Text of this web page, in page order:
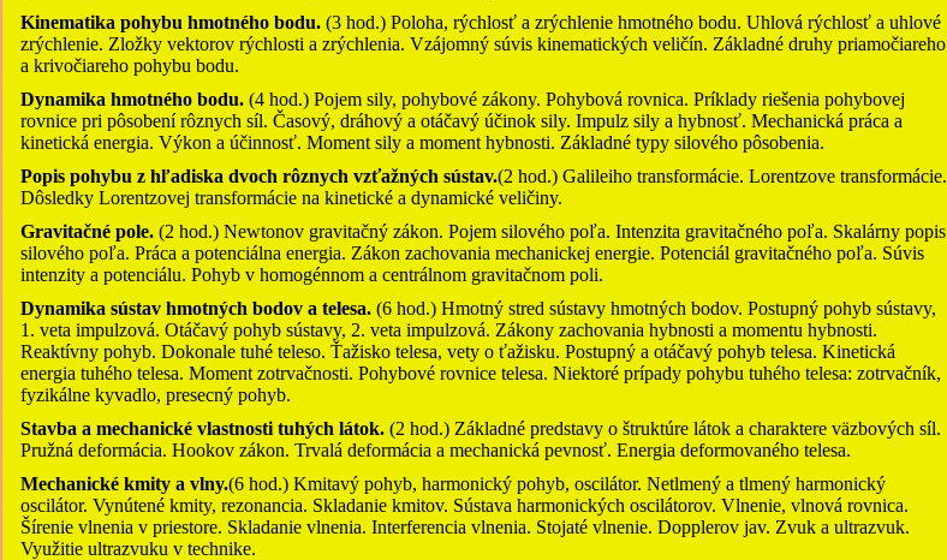
Kinematika pohybu hmotného bodu. (3 hod.) Poloha, rýchlosť a zrýchlenie hmotného bodu. Uhlová rýchlosť a uhlové
zrýchlenie. Zložky vektorov rýchlosti a zrýchlenia. Vzájomný súvis kinematických veličín. Základné druhy priamočiareho
a krivočiareho pohybu bodu.
Dynamika hmotného bodu. (4 hod.) Pojem sily, pohybové zákony. Pohybová rovnica. Príklady riešenia pohybovej
rovnice pri pôsobení rôznych síl. Časový, dráhový a otáčavý účinok sily. Impulz sily a hybnosť. Mechanická práca a
kinetická energia. Výkon a účinnosť. Moment sily a moment hybnosti. Základné typy silového pôsobenia.
Popis pohybu z hľadiska dvoch rôznych vzťažných sústav.(2 hod.) Galileiho transformácie. Lorentzove transformácie.
Dôsledky Lorentzovej transformácie na kinetické a dynamické veličiny.
Gravitačné pole. (2 hod.) Newtonov gravitačný zákon. Pojem silového poľa. Intenzita gravitačného poľa. Skalárny popis
silového poľa. Práca a potenciálna energia. Zákon zachovania mechanickej energie. Potenciál gravitačného poľa. Súvis
intenzity a potenciálu. Pohyb v homogénnom a centrálnom gravitačnom poli.
Dynamika sústav hmotných bodov a telesa. (6 hod.) Hmotný stred sústavy hmotných bodov. Postupný pohyb sústavy,
1. veta impulzová. Otáčavý pohyb sústavy, 2. veta impulzová. Zákony zachovania hybnosti a momentu hybnosti.
Reaktívny pohyb. Dokonale tuhé teleso. Ťažisko telesa, vety o ťažisku. Postupný a otáčavý pohyb telesa. Kinetická
energia tuhého telesa. Moment zotrvačnosti. Pohybové rovnice telesa. Niektoré prípady pohybu tuhého telesa: zotrvačník,
fyzikálne kyvadlo, presecný pohyb.
Stavba a mechanické vlastnosti tuhých látok. (2 hod.) Základné predstavy o štruktúre látok a charaktere väzbových síl.
Pružná deformácia. Hookov zákon. Trvalá deformácia a mechanická pevnosť. Energia deformovaného telesa.
Mechanické kmity a vlny.(6 hod.) Kmitavý pohyb, harmonický pohyb, oscilátor. Netlmený a tlmený harmonický
oscilátor. Vynútené kmity, rezonancia. Skladanie kmitov. Sústava harmonických oscilátorov. Vlnenie, vlnová rovnica.
Šírenie vlnenia v priestore. Skladanie vlnenia. Interferencia vlnenia. Stojaté vlnenie. Dopplerov jav. Zvuk a ultrazvuk.
Využitie ultrazvuku v technike.